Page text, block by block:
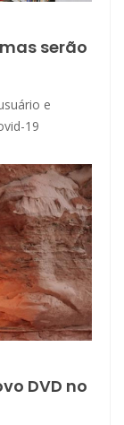
serão
e
19
DVD no